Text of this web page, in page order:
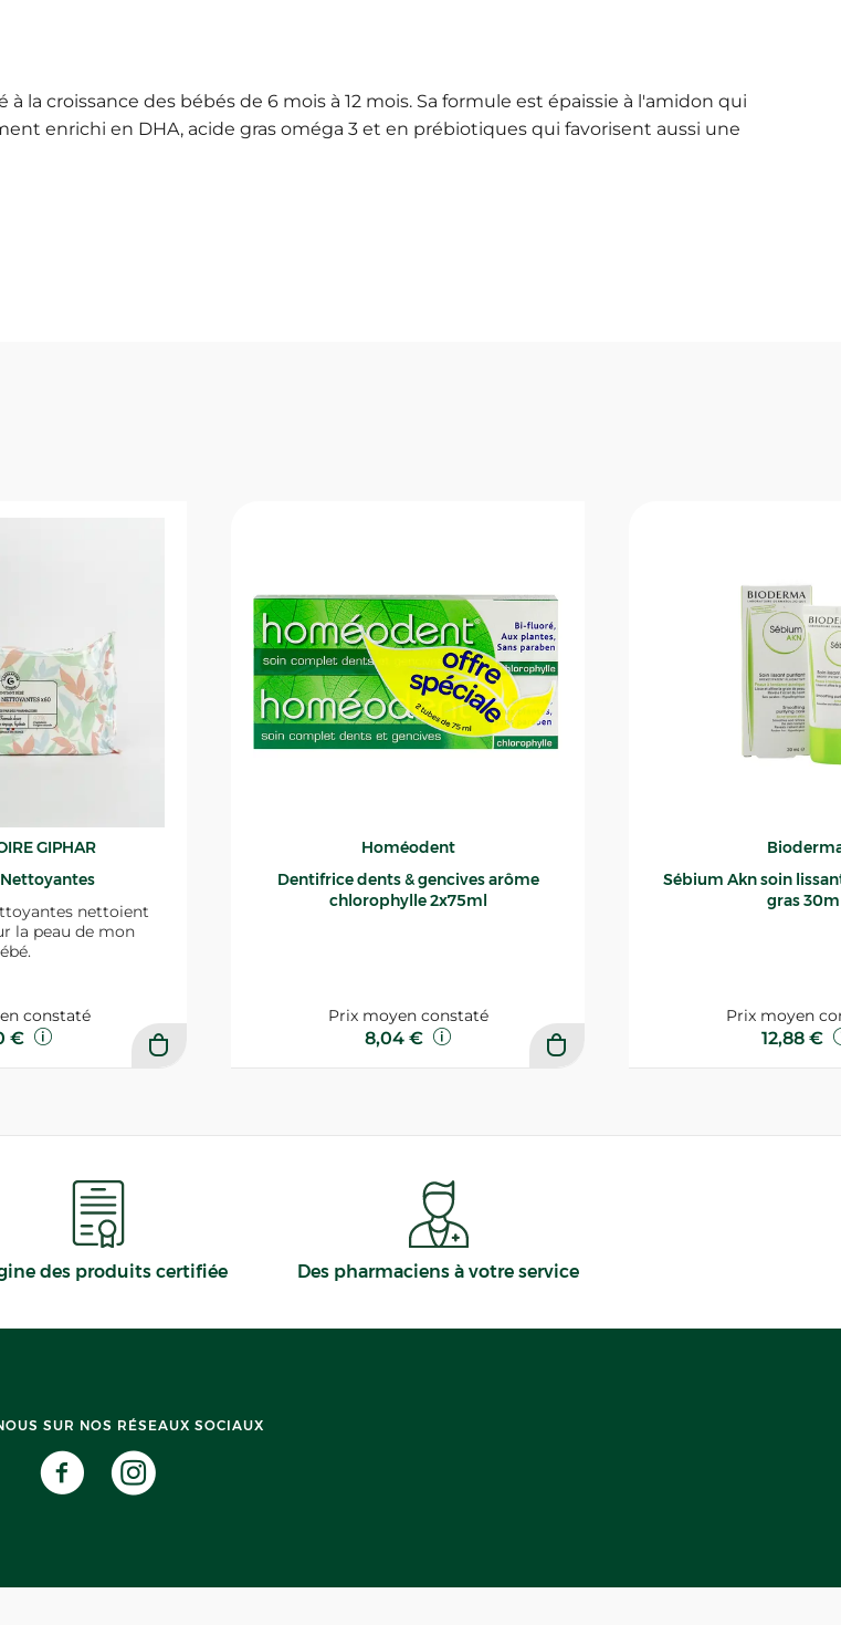
croissance des bébés de 6 mois à 12 mois. Sa formule est épaissie à l'amidon qui
enrichi en DHA, acide gras oméga 3 et en prébiotiques qui favorisent aussi une
GIPHAR
nettoient
la peau de mon
constaté
€
Homéodent
Dentifrice dents & gencives arôme
chlorophylle 2x75ml
Prix moyen constaté
8,04 €
Sébium Akn soin lissant
gras
Prix moyen
12,88 €
des produits certifiée Des pharmaciens à votre service
SUR NOS RÉSEAUX SOCIAUX